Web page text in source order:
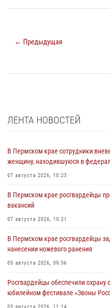
← Предыдущая
ЛЕНТА НОВОСТЕЙ
В Пермском крае сотрудники
женщину, находившуюся в
07 августа 2026, 10:23
В Пермском крае росгвардейцы
вакансий
07 августа 2026, 10:21
В Пермском крае росгвардейцы
нанесении ножевого ранения
05 августа 2026, 09:56
Росгвардейцы обеспечили охрану
юбилейном фестивале «Звоны
03 августа 2026, 11:14